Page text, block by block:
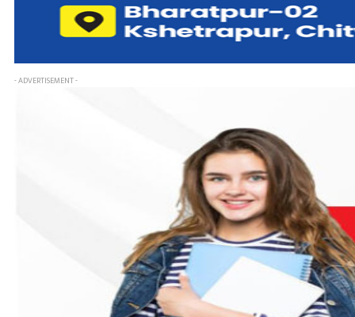
- ADVERTISEMENT -